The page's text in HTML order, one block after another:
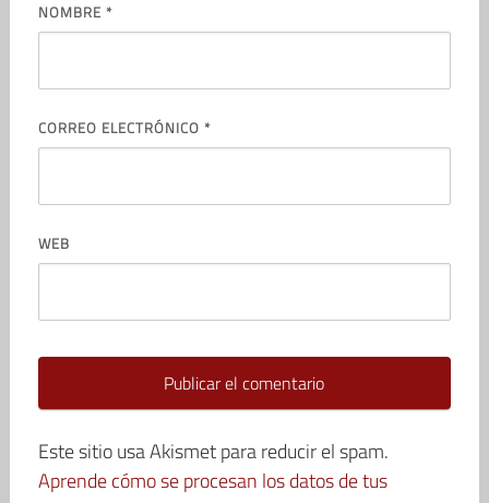
NOMBRE *
CORREO ELECTRÓNICO *
WEB
Este sitio usa Akismet para reducir el spam.
Aprende cómo se procesan los datos de tus